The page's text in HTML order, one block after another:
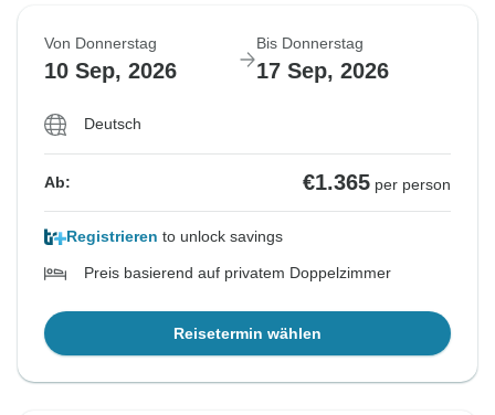
Von Donnerstag
10 Sep, 2026
Bis Donnerstag
17 Sep, 2026
Deutsch
Ab: €1.365 per person
Registrieren to unlock savings
Preis basierend auf privatem Doppelzimmer
Reisetermin wählen